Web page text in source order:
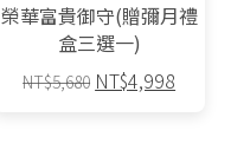
榮華富貴御守(贈彌月禮
盒三選一)
NT$5,680 原
NT$4,998